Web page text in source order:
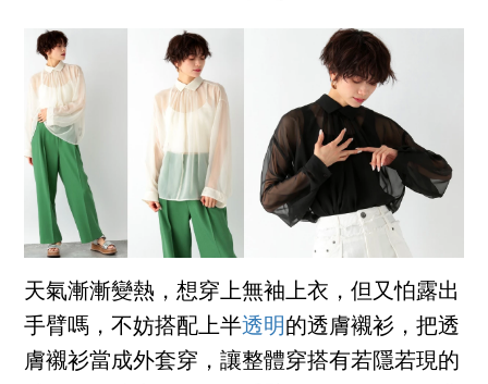
天氣漸漸變熱，想穿上無袖上衣，但又怕露出
手臂嗎，不妨搭配上半透明 的透膚襯衫，把透
膚襯衫當成外套穿，讓整體穿搭有若隱若現的